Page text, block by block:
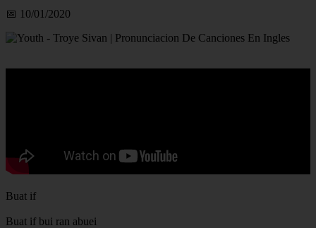
📅 10/01/2020
Buat if
Buat if bui ran abuei